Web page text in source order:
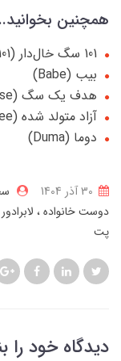
همچنین
101 سگ خال‌دار (101 Dalmations)
بیب (Babe)
هدف یک سگ (A Dog’s Purpose)
آزاد متولد شده (Born Free)
دوما (Duma)
دوست خانواده
پت
دیدگاه خود را